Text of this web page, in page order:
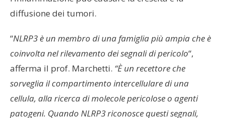
diffusione dei tumori.
“NLRP3 è un membro di una famiglia più ampia che è
coinvolta nel rilevamento dei segnali di pericolo“,
afferma il prof. Marchetti. “È un recettore che
sorveglia il compartimento intercellulare di una
cellula, alla ricerca di molecole pericolose o agenti
patogeni. Quando NLRP3 riconosce questi segnali,